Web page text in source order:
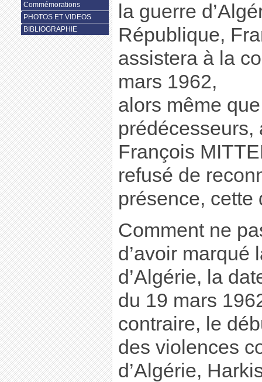
la guerre
République,
assistera à la
mars 1962,
alors même
prédécesseurs,
François
refusé de
présence, cette
Comment ne
d’avoir marqué
d’Algérie, la
du 19 mars
contraire, le
des violences
d’Algérie,
Commémorations
PHOTOS ET VIDEOS
BIBLIOGRAPHIE